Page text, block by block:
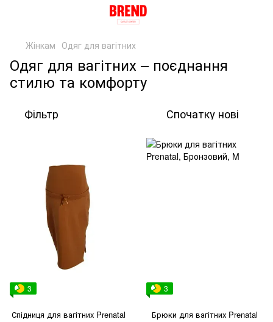
Жінкам Одяг для вагітних
Одяг для вагітних – поєднання
стилю та комфорту
Фільтр Спочатку нові
3
Спідниця для вагітних Prenatal
3
Брюки для вагітних Prenatal